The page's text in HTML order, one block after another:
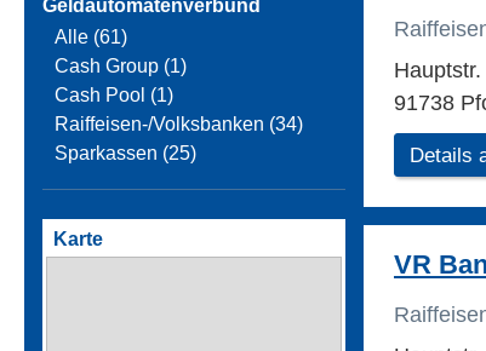
Geldautomatenverbund
Alle (61)
Cash Group (1)
Cash Pool (1)
Raiffeisen-/Volksbanken (34)
Sparkassen (25)
Hauptstr.
91738
Details
VR
Karte